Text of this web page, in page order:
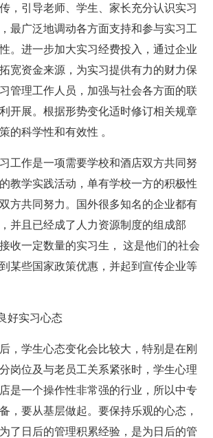
，引导老师、学生、家长充分认识实习
最广泛地调动各方面支持和参与实习工
。进一步加大实习经费投入，通过企业
宽资金来源，为实习提供有力的财力保
管理工作人员，加强与社会各方面的联
开展。根据形势变化适时修订相关规章
的科学性和有效性 。
工作是一项需要学校和酒店双方共同努
教学实践活动，单有学校一方的积极性
方共同努力。国外很多知名的企业都有
并且已经成了人力资源制度的组成部
收一定数量的实习生， 这是他们的社会
某些国家政策优惠，并起到宣传企业等
好实习心态
，学生心态变化会比较大，特别是在刚
岗位及与老员工关系紧张时，学生心理
是一个操作性非常强的行业，所以中专
，要从基层做起。要保持乐观的心态，
了日后的管理积累经验，是为日后的管